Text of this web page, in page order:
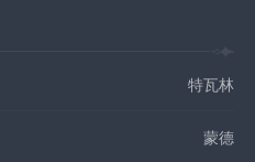
特瓦林
蒙德